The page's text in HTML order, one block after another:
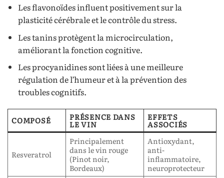
Les flavonoïdes influent positivement sur la
plasticité cérébrale et le contrôle du stress.
Les tanins protègent la microcirculation,
améliorant la fonction cognitive.
Les procyanidines sont liées à une meilleure
régulation de l’humeur et à la prévention des
troubles cognitifs.
COMPOSÉ PRÉSENCE DANS
LE VIN
EFFETS
ASSOCIÉS
Resveratrol
Principalement
dans le vin rouge
(Pinot noir,
Bordeaux)
Antioxydant,
anti-
inflammatoire,
neuroprotecteur